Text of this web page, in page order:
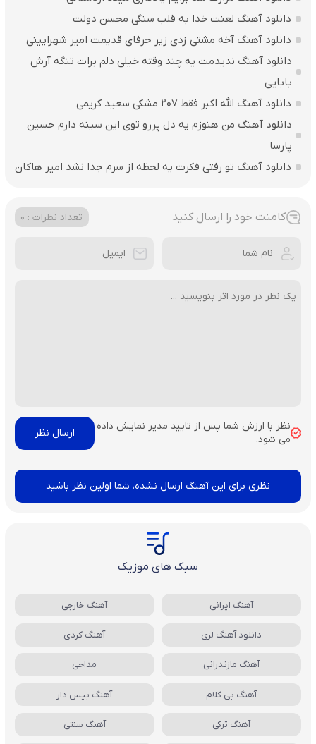
دانلود آهنگ لعنت خدا به قلب سنگی محسن دولت
دانلود آهنگ آخه مشتی زدی زیر حرفای قدیمت امیر شهرایینی
دانلود آهنگ ندیدمت یه چند وقته خیلی دلم برات تنگه آرش
بابایی
دانلود آهنگ الله اکبر فقط 207 مشکی سعید کریمی
دانلود آهنگ من هنوزم یه دل پررو توی این سینه دارم حسین
پارسا
دانلود آهنگ تو رفتی فکرت یه لحظه از سرم جدا نشد امیر هاکان
کامنت خود را ارسال کنید تعداد نظرات : 0
نظر با ارزش شما پس از تایید مدیر نمایش داده
می شود.
نظری برای این آهنگ ارسال نشده، شما اولین نظر باشید
سبک های موزیک
آهنگ ایرانی آهنگ خارجی
دانلود آهنگ لری آهنگ کردی
آهنگ مازندرانی مداحی
آهنگ بی کلام آهنگ بیس دار
آهنگ ترکی آهنگ سنتی